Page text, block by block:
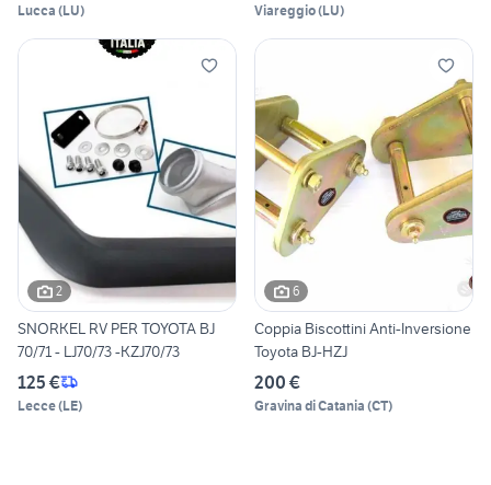
Lucca (LU) Viareggio(LU)
2
SNORKEL RV PER TOYOTA BJ
70/71 - LJ70/73 -KZJ70/73
125 €
Lecce(LE)
6
Coppia Biscottini Anti-Inversione
Toyota BJ-HZJ
200 €
Gravina di Catania (CT)